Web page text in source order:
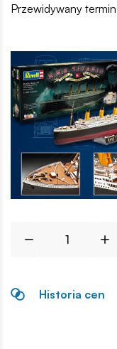
Przewidywany
Historia cen